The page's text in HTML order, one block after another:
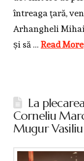
întreaga ţară,
Arhangheli
și să … Read More
La
Corneliu
Mugur Vasiliu